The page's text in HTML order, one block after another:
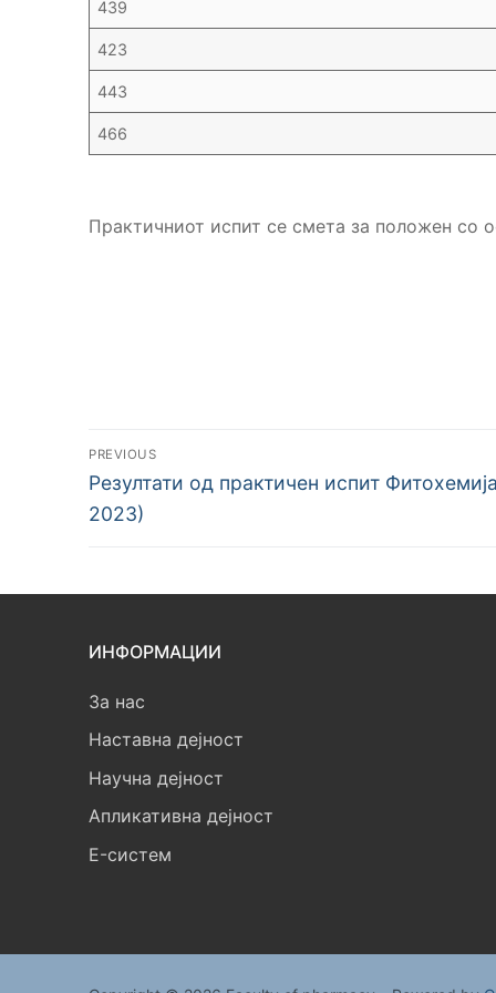
439
423
443
466
Практичниот испит се смета за положен со
Навигација
на
напис
PREVIOUS
Previous
post:
Резултати од практичен испит
2023)
ИНФОРМАЦИИ
За нас
Наставна дејност
Научна дејност
Апликативна дејност
E-систем